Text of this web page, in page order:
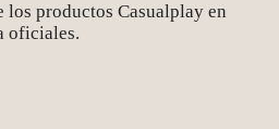
los productos Casualplay en
oficiales.